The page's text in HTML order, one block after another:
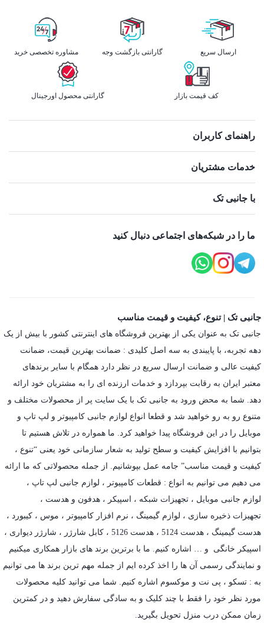
ارسال سریع گارانتی بازگشت وجه مشاوره تخصصی خرید
کف قیمت بازار گارانتی محصول اورجینال
راهنمای کاربران
خدمات مشتریان
با جانبی تک
ما را در شبکه‌های اجتماعی دنبال کنید
جانبی تک | تنوع، کیفیت و قیمت مناسب
جانبی تک به عنوان یکی از بهترین فروشگاه های اینترنتی کشور با بیش از یک
دهه تجربه، با پایبندی به سه اصل کلیدی : ضمانت بهترین قیمت، ضمانت
کیفیت عالی و ضمانت ارسال سریع در نظر دارد همگام با سایر برندهای
معتبر ایران به رقابت بپردازد و خدمات ارزنده ای را به مشتریان خود ارائه
دهد. شما به محض ورود به جانبی تک با یک سایت پر از محصولات مختلف و
متنوع رو به رو خواهید شد و قطعا انواع لوازم جانبی کامپیوتر و لپ تاپ و
موبایل را در این فروشگاه پیدا خواهید کرد. ما همواره در تلاش هستیم تا
بتوانیم با افزایش کیفیت و سطح تولید به شعار سازمانی خود یعنی “تنوع ،
کیفیت و قیمت مناسب” جامه عمل بپوشانیم. از جمله محصولاتی که ما ارائه
می دهیم می توانیم به انواع : قطعات کامپیوتر ، لوازم جانبی لپ تاپ ،
لوازم جانبی موبایل ، تجهیزات شبکه ، اسپیکر ، هدفون و هدست ،
تجهیزات ذخیره سازی ، لوازم گیمینگ ، نرم افزار کامپیوتر ، موس ، کیبورد ،
هدست گیمینگ ، هدست 5124 ، هدست 5126 ، کابل شارژر ، شارژر دیواری ،
اسپیکر خانگی و … اشاره کنیم. ما با برترین برند های بازار همکاری میکنیم
و نمایندگی رسمی آن ها را اخذ کرده ایم از جمله مهم ترین برند ها می توانیم
به : تسکو ، پی نت و موکسوم اشاره کنیم. شما می توانید کلیه محصولات
مورد نظر خود را فقط با چند کلیک و به سادگی سفارش دهید و در کمترین
زمان ممکن درب منزل تحویل بگیرید.